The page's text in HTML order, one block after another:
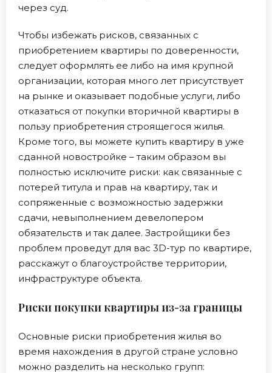
через суд.
Чтобы избежать рисков, связанных с
приобретением квартиры по доверенности,
следует оформлять ее либо на имя крупной
организации, которая много лет присутствует
на рынке и оказывает подобные услуги, либо
отказаться от покупки вторичной квартиры в
пользу приобретения строящегося жилья.
Кроме того, вы можете купить квартиру в уже
сданной новостройке – таким образом вы
полностью исключите риски: как связанные с
потерей титула и прав на квартиру, так и
сопряженные с возможностью задержки
сдачи, невыполнением девелопером
обязательств и так далее. Застройщики без
проблем проведут для вас 3D-тур по квартире,
расскажут о благоустройстве территории,
инфраструктуре объекта.
Риски покупки квартиры из-за границы
Основные риски приобретения жилья во
время нахождения в другой стране условно
можно разделить на несколько групп: